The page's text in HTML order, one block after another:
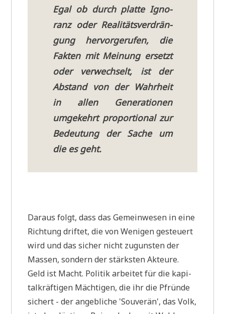
Egal ob durch plat­te Igno­
ranz oder Rea­li­täts­ver­drän­
gung her­vor­ge­ru­fen, die
Fak­ten mit Mei­nung ersetzt
oder ver­wech­selt, ist der
Abstand von der Wahr­heit
in allen Gene­ra­tio­nen
umge­kehrt pro­por­tio­nal zur
Bedeu­tung der Sache um
die es geht.
Dar­aus folgt, dass das Gemein­we­sen in eine
Rich­tung drif­tet, die von Weni­gen gesteu­ert
wird und das sicher nicht zugun­sten der
Mas­sen, son­dern der stärk­sten Akteu­re.
Geld ist Macht. Poli­tik arbei­tet für die kapi­
tal­kräf­ti­gen Mäch­ti­gen, die ihr die Pfrün­de
sichert - der angeb­li­che 'Sou­ve­rän', das Volk,